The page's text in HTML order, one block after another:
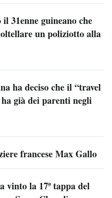
31enne guineano che
un poliziotto alla
ha deciso che il “travel
già dei parenti negli
francese Max Gallo
vinto la 17ª tappa del